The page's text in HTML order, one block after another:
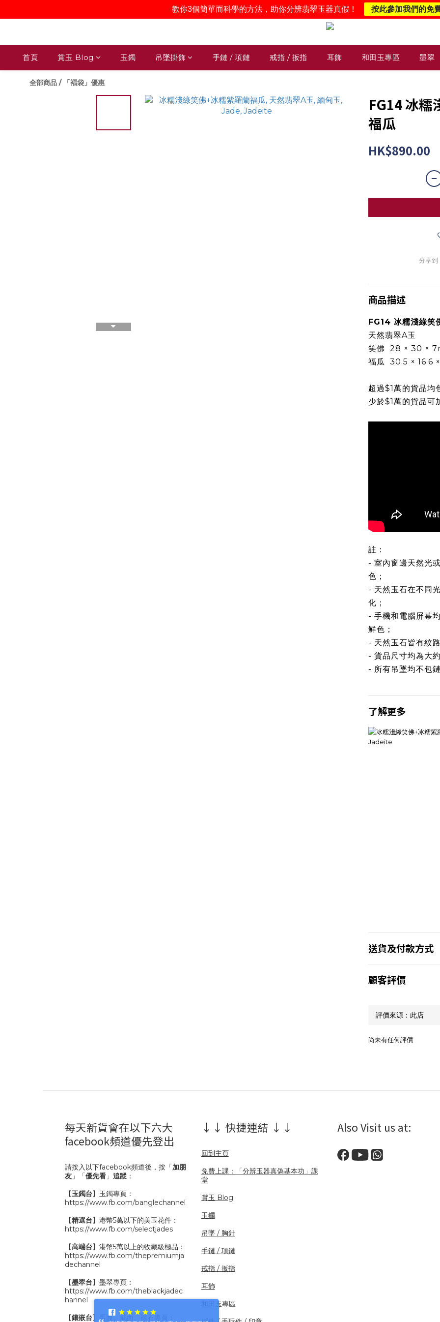
首頁 賞玉 Blog 玉鐲 吊墜掛飾 手鏈 / 項鏈 戒指 / 扳指 耳飾 和田玉專區 墨翠
全部商品 / 「褔袋」優惠
FG14 冰糯
福瓜
HK$890.00
分享到
商品描述
FG14 冰糯淺綠笑
天然翡翠A玉
笑佛 28 × 30 ×
福瓜 30.5 × 16.6
超過$1萬的貨品均
少於$1萬的貨品
註：
- 室內窗邊天然光
色；
- 天然玉石在不同
化；
- 手機和電腦屏幕
鮮色；
- 天然玉石皆有紋
- 貨品尺寸均為大
- 所有吊墜均不包
了解更多
送貨及付款方式
顧客評價
尚未有任何評價
每天新貨會在以下六大
facebook頻道優先登出
請按入以下facebook頻道後，按「加朋
友 」「優先看 」 追蹤 ：
【玉鐲台】玉鐲專頁：
https://www.fb.com/banglechannel
【精選台】港幣5萬以下的美玉花件：
https://www.fb.com/selectjades
【高端台】港幣5萬以上的收藏級極品：
https://www.fb.com/thepremiumja
dechannel
【墨翠台】墨翠專頁：
https://www.fb.com/theblackjadec
hannel
【鑲嵌台】蛋面、戒面、裸石專頁：
↓↓ 快捷連結 ↓↓
回到主頁
免費上課：「分辨玉器真偽基本功」課
堂
賞玉 Blog
玉鐲
吊墜 / 胸針
手鏈 / 項鏈
戒指 / 扳指
耳飾
和田玉專區
Also Visit us at:
教你3個簡單而科學的方法，助你分辨翡翠玉器真假！ 按此參加我們的免